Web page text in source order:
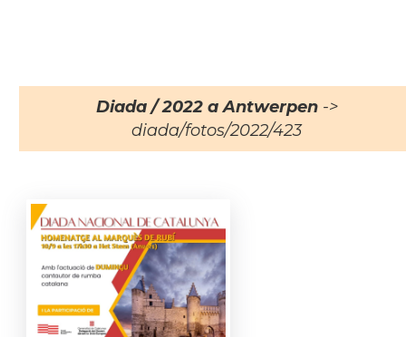
Diada / 2022 a Antwerpen->
diada/fotos/2022/423